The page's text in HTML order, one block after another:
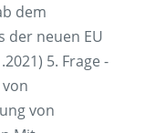
dem
der neuen EU
5. Frage -
von